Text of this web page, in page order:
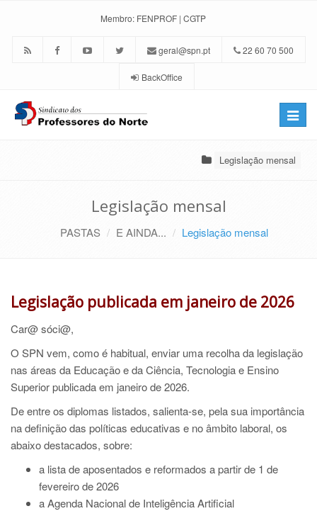
Membro: FENPROF | CGTP
geral@spn.pt 22 60 70 500
BackOffice
Toggle
Legislação mensal
Legislação mensal
PASTAS E AINDA... Legislação mensal
Legislação publicada em janeiro de 2026
Car@ sóci@,
O SPN vem, como é habitual, enviar uma recolha da legislação
nas áreas da Educação e da Ciência, Tecnologia e Ensino
Superior publicada em janeiro de 2026.
De entre os diplomas listados, salienta-se, pela sua importância
na definição das políticas educativas e no âmbito laboral, os
abaixo destacados, sobre:
a lista de aposentados e reformados a partir de 1 de
fevereiro de 2026
a Agenda Nacional de Inteligência Artificial